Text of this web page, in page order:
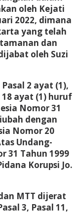
oleh Kejati
2022, dimana
yang telah
dan
oleh Suzi
2 ayat (1),
18 ayat (1) huruf
Nomor 31
dengan
Nomor 20
Undang-
31 Tahun 1999
Korupsi Jo.
MTT dijerat
3, Pasal 11,